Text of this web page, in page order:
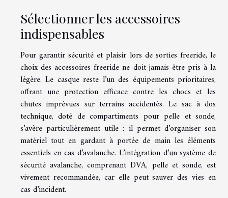
Sélectionner les accessoires
indispensables
Pour garantir sécurité et plaisir lors de sorties freeride, le
choix des accessoires freeride ne doit jamais être pris à la
légère. Le casque reste l’un des équipements prioritaires,
offrant une protection efficace contre les chocs et les
chutes imprévues sur terrains accidentés. Le sac à dos
technique, doté de compartiments pour pelle et sonde,
s’avère particulièrement utile : il permet d’organiser son
matériel tout en gardant à portée de main les éléments
essentiels en cas d’avalanche. L’intégration d’un système de
sécurité avalanche, comprenant DVA, pelle et sonde, est
vivement recommandée, car elle peut sauver des vies en
cas d’incident.